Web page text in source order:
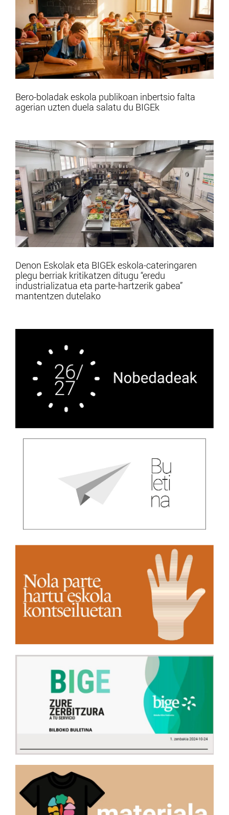
Bero-boladak eskola publikoan inbertsio falta
agerian uzten duela salatu du BIGEk
Denon Eskolak eta BIGEk eskola-cateringaren
plegu berriak kritikatzen ditugu “eredu
industrializatua eta parte-hartzerik gabea”
mantentzen dutelako